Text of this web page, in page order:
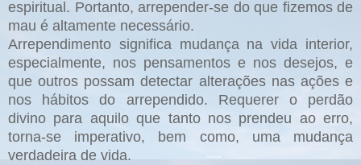
espiritual. Portanto, arrepender-se do que fizemos de
mau é altamente necessário.
Arrependimento significa mudança na vida interior,
especialmente, nos pensamentos e nos desejos, e
que outros possam detectar alterações nas ações e
nos hábitos do arrependido. Requerer o perdão
divino para aquilo que tanto nos prendeu ao erro,
torna-se imperativo, bem como, uma mudança
verdadeira de vida.